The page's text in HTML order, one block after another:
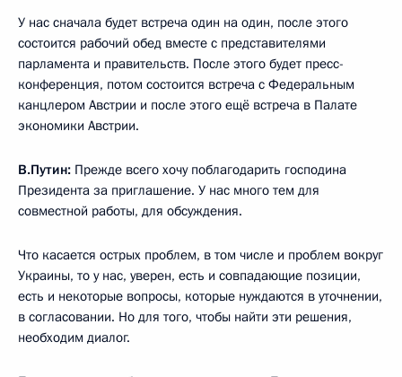
У нас сначала будет встреча один на один, после этого
состоится рабочий обед вместе с представителями
парламента и правительств. После этого будет пресс-
конференция, потом состоится встреча с Федеральным
канцлером Австрии и после этого ещё встреча в Палате
экономики Австрии.
В.Путин: Прежде всего хочу поблагодарить господина
Президента за приглашение. У нас много тем для
совместной работы, для обсуждения.
Что касается острых проблем, в том числе и проблем вокруг
Украины, то у нас, уверен, есть и совпадающие позиции,
есть и некоторые вопросы, которые нуждаются в уточнении,
в согласовании. Но для того, чтобы найти эти решения,
необходим диалог.